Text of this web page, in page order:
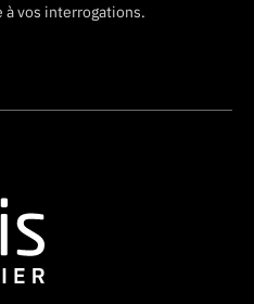
à vos interrogations.